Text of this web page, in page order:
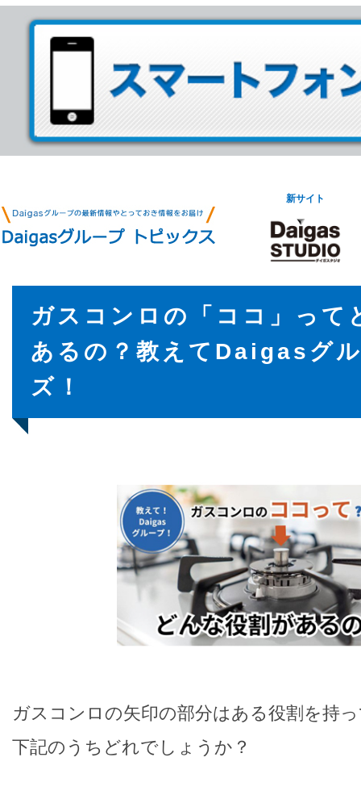
新サイト
ガスコンロの「ココ」って
あるの？教えてDaigasグ
ズ！
ガスコンロの矢印の部分はある役割を持
下記のうちどれでしょうか？